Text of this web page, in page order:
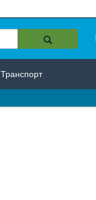
Транспорт